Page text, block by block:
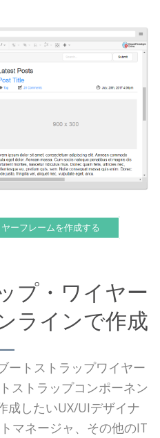
ーフレームを作成する
プ・ワイヤー
ラインで作成
ートストラップワイヤー
ストラップコンポーネン
成したいUX/UIデザイナ
マネージャ、その他のIT